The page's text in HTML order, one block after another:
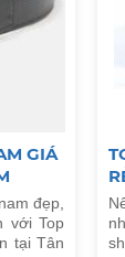
GIÁ
đẹp,
với Top
tại Tân